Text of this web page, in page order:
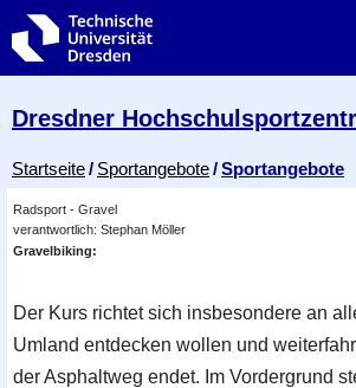
Dresdner
Breadcrumb-Menü
Startseite Sportangebote Sportangebote
Radsport - Gravel
verantwortlich: Stephan Möller
Gravelbiking:
Der Kurs richtet sich insbesondere an
Umland entdecken wollen und
der Asphaltweg endet. Im Vordergrund